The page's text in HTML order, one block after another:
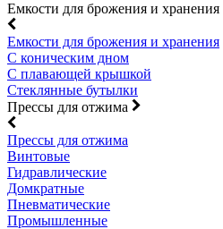
Емкости для брожения и хранения
Емкости для брожения и хранения
С коническим дном
С плавающей крышкой
Стеклянные бутылки
Прессы для отжима
Прессы для отжима
Винтовые
Гидравлические
Домкратные
Пневматические
Промышленные